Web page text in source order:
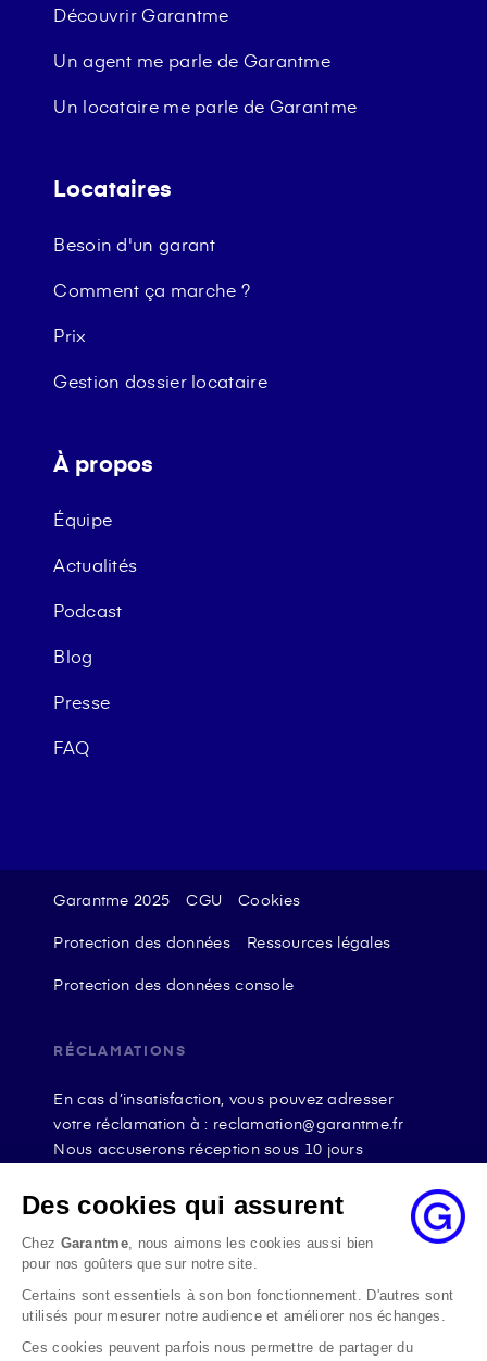
Découvrir Garantme
Un agent me parle de Garantme
Un locataire me parle de Garantme
Locataires
Besoin d'un garant
Comment ça marche ?
Prix
Gestion dossier locataire
À propos
Équipe
Actualités
Podcast
Blog
Presse
FAQ
Garantme 2025 CGU Cookies
Protection des données Ressources légales
Protection des données console
RÉCLAMATIONS
En cas d’insatisfaction, vous pouvez adresser
votre réclamation à : reclamation@garantme.fr
Nous accuserons réception sous 10 jours
état de cause, nous répondrons à la réclamation
au maximum dans les 2 mois.
Si le désaccord persiste, vous pouvez solliciter
l’avis du Médiateur de l’Assurance par internet à
l’adresse La médiation de l’assurance - Accueil
Par courrier à l’adresse : La Médiation de
l’Assurance TSA 50110 75441 PARIS CEDEX 09 ou
Des cookies qui assurent
Chez Garantme, nous aimons les cookies aussi bien
pour nos goûters que sur notre site.
Certains sont essentiels à son bon fonctionnement. D'autres sont
utilisés pour mesurer notre audience et améliorer nos échanges.
Ces cookies peuvent parfois nous permettre de partager du